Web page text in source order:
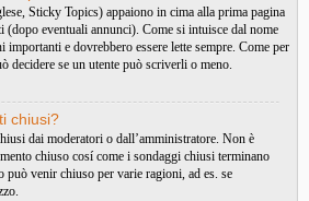
Sticky Topics) appaiono in cima alla prima pagina
eventuali annunci). Come si intuisce dal nome
importanti e dovrebbero essere lette sempre. Come per
decidere se un utente può scriverli o meno.
chiusi?
dai moderatori o dall’amministratore. Non è
chiuso cosí come i sondaggi chiusi terminano
può venir chiuso per varie ragioni, ad es. se